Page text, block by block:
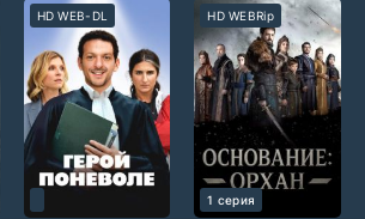
HD WEB-DL HD WEBRip
1 серия